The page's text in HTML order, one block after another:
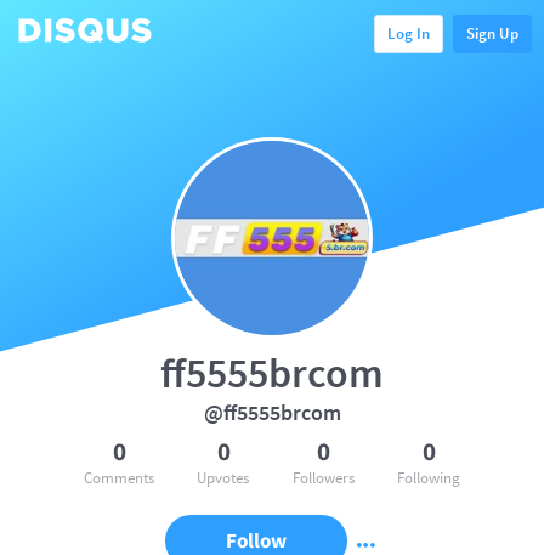
Log In Sign Up
ff5555brcom
@ff5555brcom
0
Comments
0
Upvotes
0
Followers
0
Following
Follow